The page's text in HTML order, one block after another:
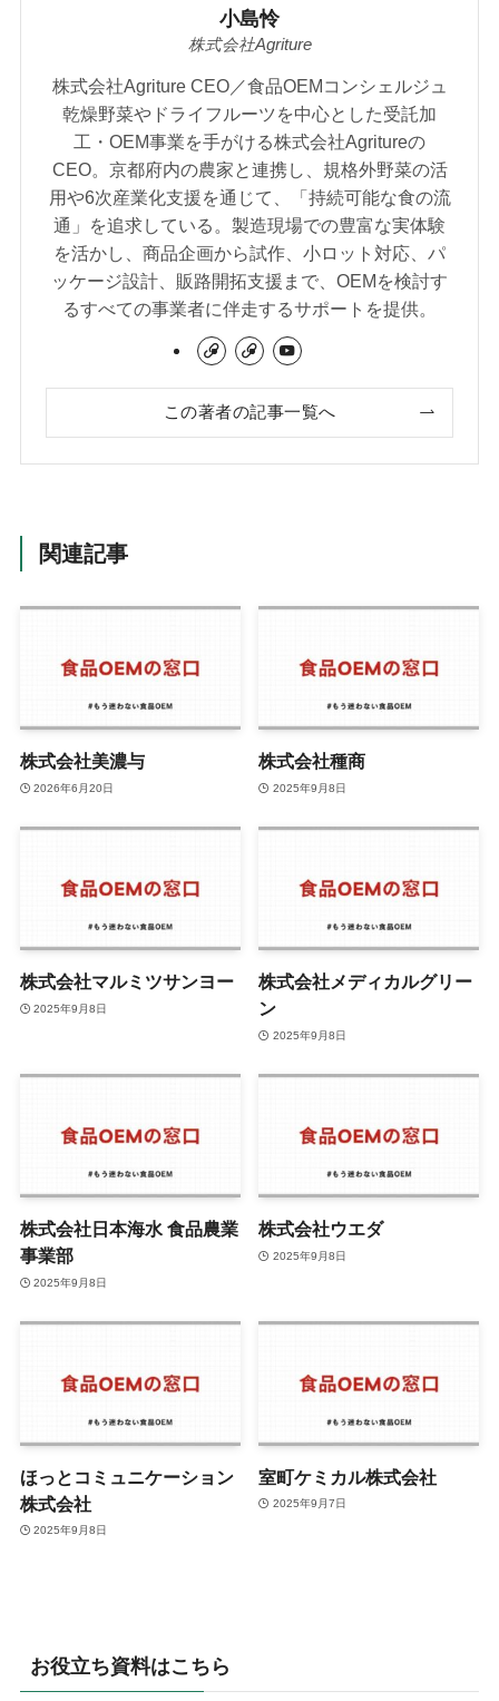
小島怜
株式会社Agriture
株式会社Agriture CEO／食品OEMコンシェルジュ
乾燥野菜やドライフルーツを中心とした受託加
工・OEM事業を手がける株式会社Agritureの
CEO。京都府内の農家と連携し、規格外野菜の活
用や6次産業化支援を通じて、「持続可能な食の流
通」を追求している。製造現場での豊富な実体験
を活かし、商品企画から試作、小ロット対応、パ
ッケージ設計、販路開拓支援まで、OEMを検討す
るすべての事業者に伴走するサポートを提供。
この著者の記事一覧へ
関連記事
株式会社美濃与
2026年6月20日
株式会社種商
2025年9月8日
株式会社マルミツサンヨー
2025年9月8日
株式会社メディカルグリー
ン
2025年9月8日
株式会社日本海水 食品農業
事業部
2025年9月8日
株式会社ウエダ
2025年9月8日
ほっとコミュニケーション
株式会社
2025年9月8日
室町ケミカル株式会社
2025年9月7日
お役立ち資料はこちら